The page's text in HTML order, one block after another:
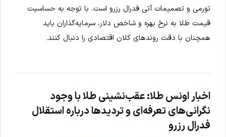
تورمی و تصمیمات آتی فدرال رزرو است. با توجه به حساسیت
قیمت طلا به نرخ بهره و شاخص دلار، سرمایه‌گذاران باید
همچنان با دقت روندهای کلان اقتصادی را دنبال کنند.
اخبار اونس طلا: عقب‌نشینی طلا با وجود
نگرانی‌های تعرفه‌ای و تردیدها درباره استقلال
فدرال رزرو